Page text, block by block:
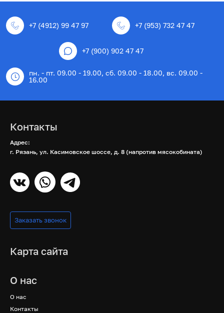
+7 (4912) 99 47 97 +7 (953) 732 47 47
+7 (900) 902 47 47
пн. - пт. 09.00 - 19.00, сб. 09.00 - 18.00, вс. 09.00 -
16.00
Контакты
Адрес:
г. Рязань, ул. Касимовское шоссе, д. 8 (напротив мясокобината)
Заказать звонок
Карта сайта
О нас
О нас
Контакты